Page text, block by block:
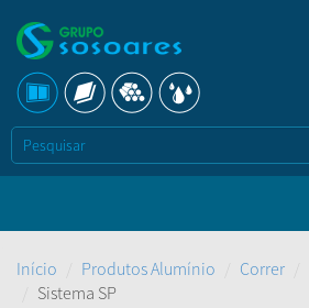
Início Produtos Alumínio Correr
Sistema SP